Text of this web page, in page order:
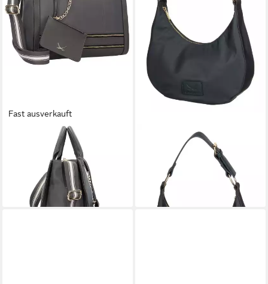
Fast ausverkauft
Henkeltasche, Nylon
UVP149,95 €
lieferbar - in 2-3 Werktagen bei dir
Schultertasche
129,95 €
lieferbar - in 3-4 Werktagen bei dir